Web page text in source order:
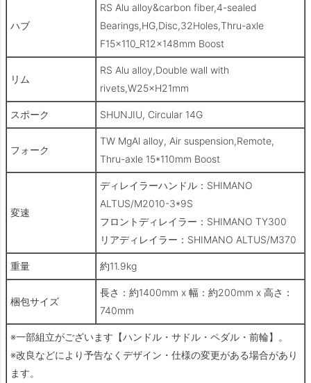
ハブ
RS Alu alloy&carbon fiber,4-sealed
Bearings,HG,Disc,32Holes,Thru-axle
F15×110_R12×148mm Boost
リム
RS Alu alloy,Double wall with
rivets,W25×H21mm
スポーク SHUNJIU, Circular 14G
フォーク
TW MgAl alloy, Air suspension,Remote,
Thru-axle 15*110mm Boost
変速
ディレイラーハンドル：SHIMANO
ALTUS/M2010-3*9S
フロントディレイラー：SHIMANO TY300
リアディレイラー：SHIMANO ALTUS/M370
重量 約11.9kg
梱包サイズ
長さ：約1400mm x 幅：約200mm x 高さ：
740mm
※一部組立がございます【ハンドル・サドル・ペダル・前輪】。
※改良などにより予告なくデザイン・仕様の変更がある場合があり
ます。